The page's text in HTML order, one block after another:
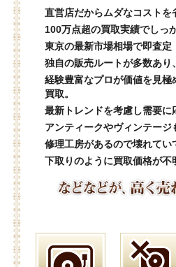
直営店だからムダなコストを
100万点超の買取実績でしっ
東京の最新市場相場で即査定
独自の販売ルートが多数あり
経験豊富なプロが価値を見
買取。
最新トレンドを考慮し需要に
アンティークやヴィンテージ
修理工房があるので壊れてい
下取りのように買取価格が不